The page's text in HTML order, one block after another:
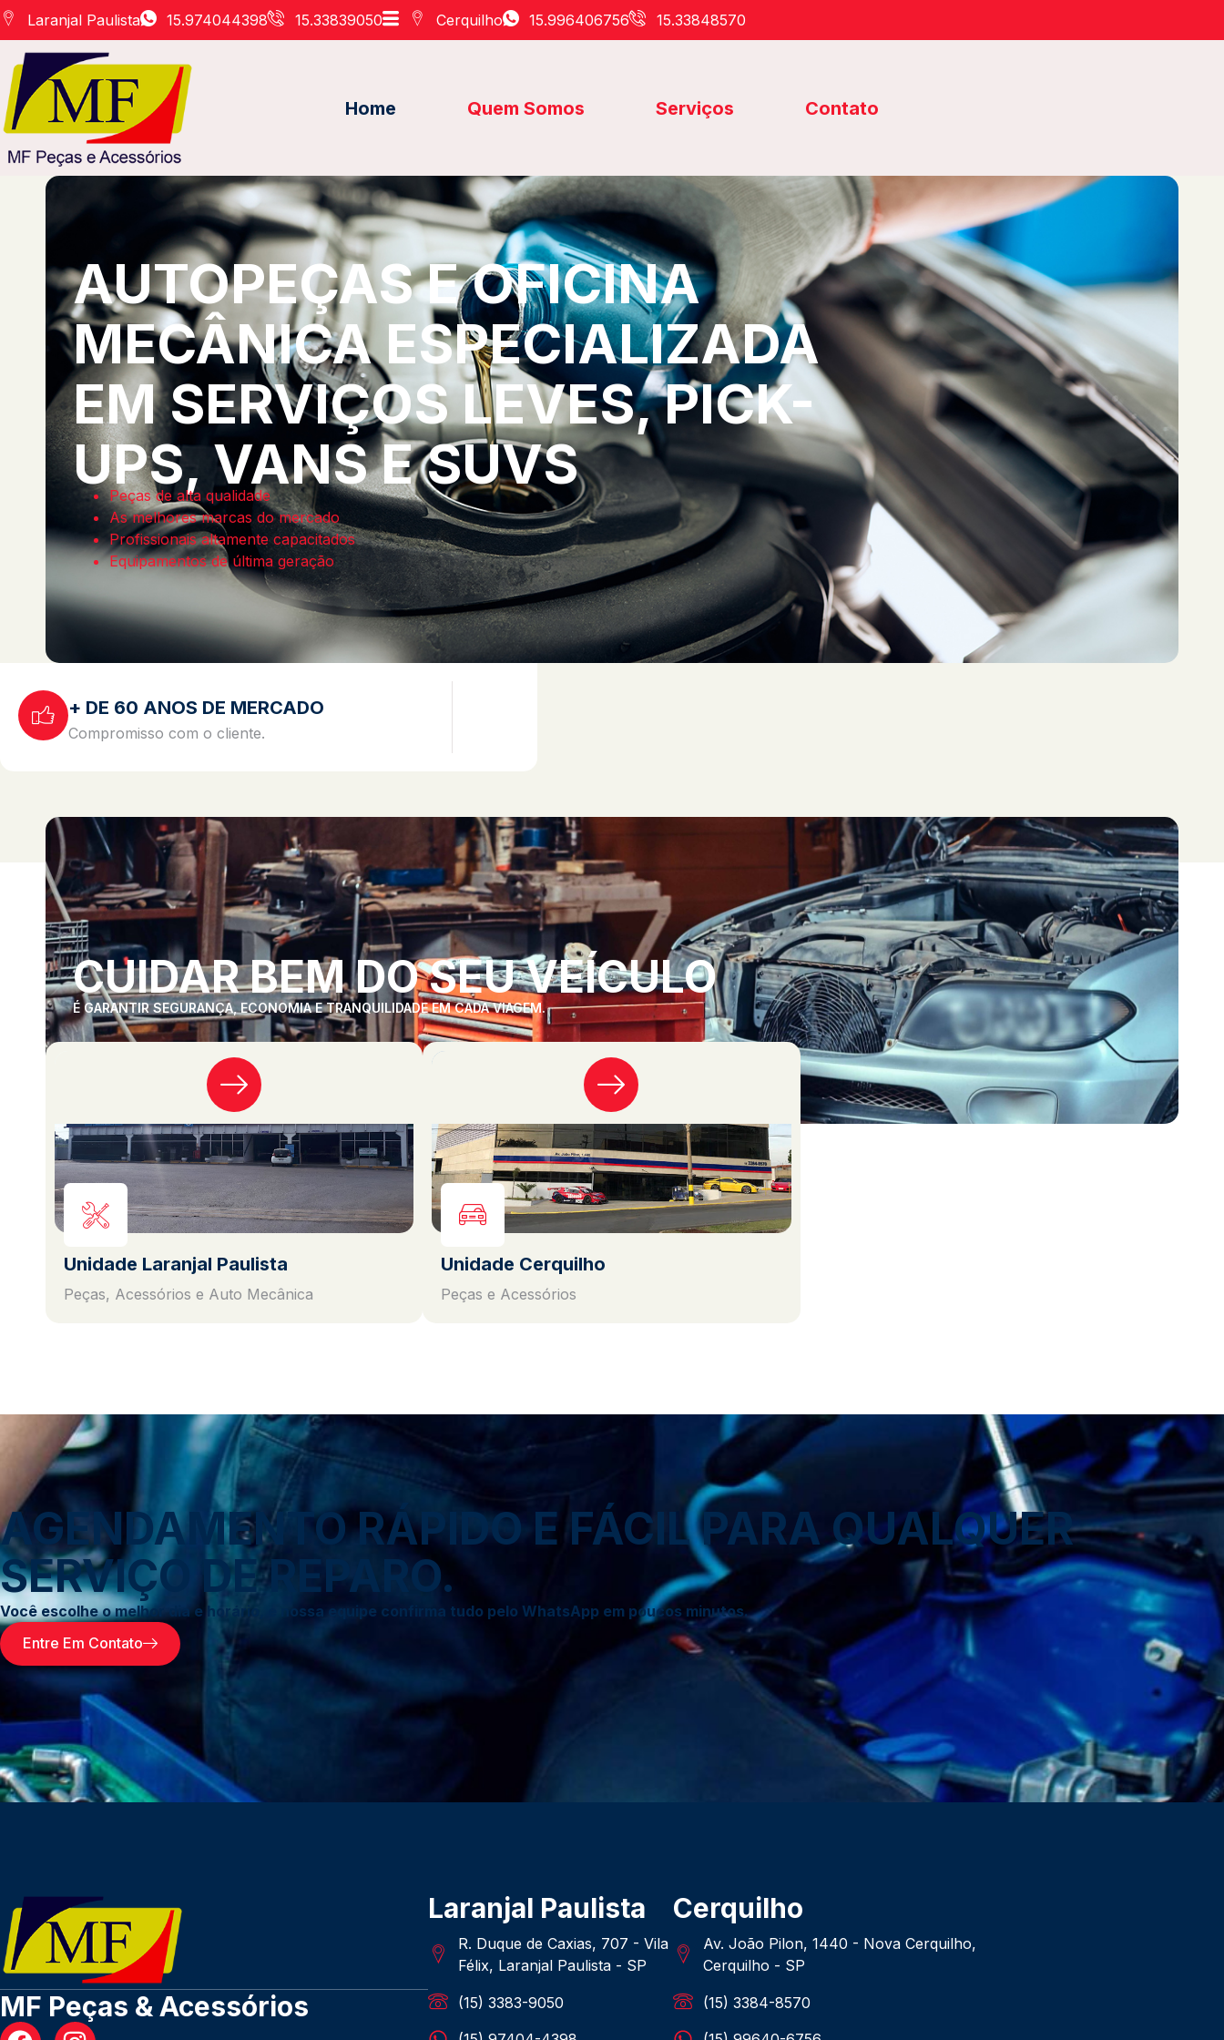
Laranjal Paulista 15.974044398 15.33839050 Cerquilho 15.996406756 15.33848570
Home Quem Somos Serviços Contato
AUTOPEÇAS E OFICINA
MECÂNICA ESPECIALIZADA
EM SERVIÇOS LEVES, PICK-
UPS, VANS E SUVS
Peças de alta qualidade
As melhores marcas do mercado
Profissionais altamente capacitados
Equipamentos de última geração
+ DE 60 ANOS DE MERCADO
Compromisso com o cliente.
CUIDAR BEM DO SEU VEÍCULO
É GARANTIR SEGURANÇA, ECONOMIA E TRANQUILIDADE EM CADA VIAGEM.
Unidade Laranjal Paulista
Peças, Acessórios e Auto Mecânica
Unidade Cerquilho
Peças e Acessórios
AGENDAMENTO RÁPIDO E FÁCIL PARA QUALQUER
SERVIÇO DE REPARO.
Você escolhe o melhor dia e horário, e nossa equipe confirma tudo pelo WhatsApp em poucos minutos.
Entre Em Contato
MF Peças & Acessórios
Laranjal Paulista
R. Duque de Caxias, 707 - Vila
Félix, Laranjal Paulista - SP
(15) 3383-9050
Cerquilho
Av. João Pilon, 1440 - Nova Cerquilho,
Cerquilho - SP
(15) 3384-8570